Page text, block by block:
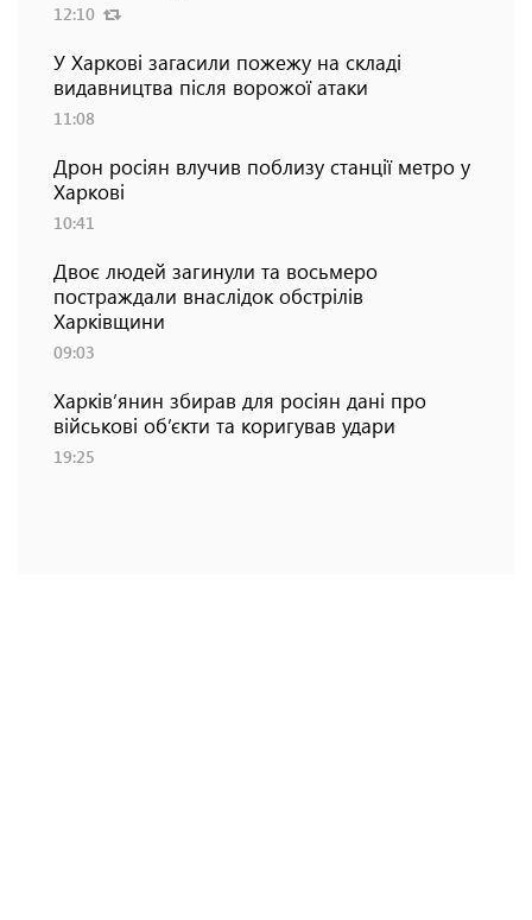
12:10
У Харкові загасили пожежу на складі
видавництва після ворожої атаки
11:08
Дрон росіян влучив поблизу станції метро у
Харкові
10:41
Двоє людей загинули та восьмеро
постраждали внаслідок обстрілів
Харківщини
09:03
Харків’янин збирав для росіян дані про
військові об’єкти та коригував удари
19:25